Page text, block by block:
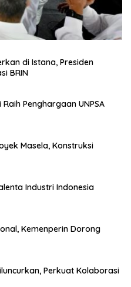
di Istana, Presiden
BRIN
Penghargaan UNPSA
Masela, Konstruksi
Industri Indonesia
Kemenperin Dorong
Perkuat Kolaborasi